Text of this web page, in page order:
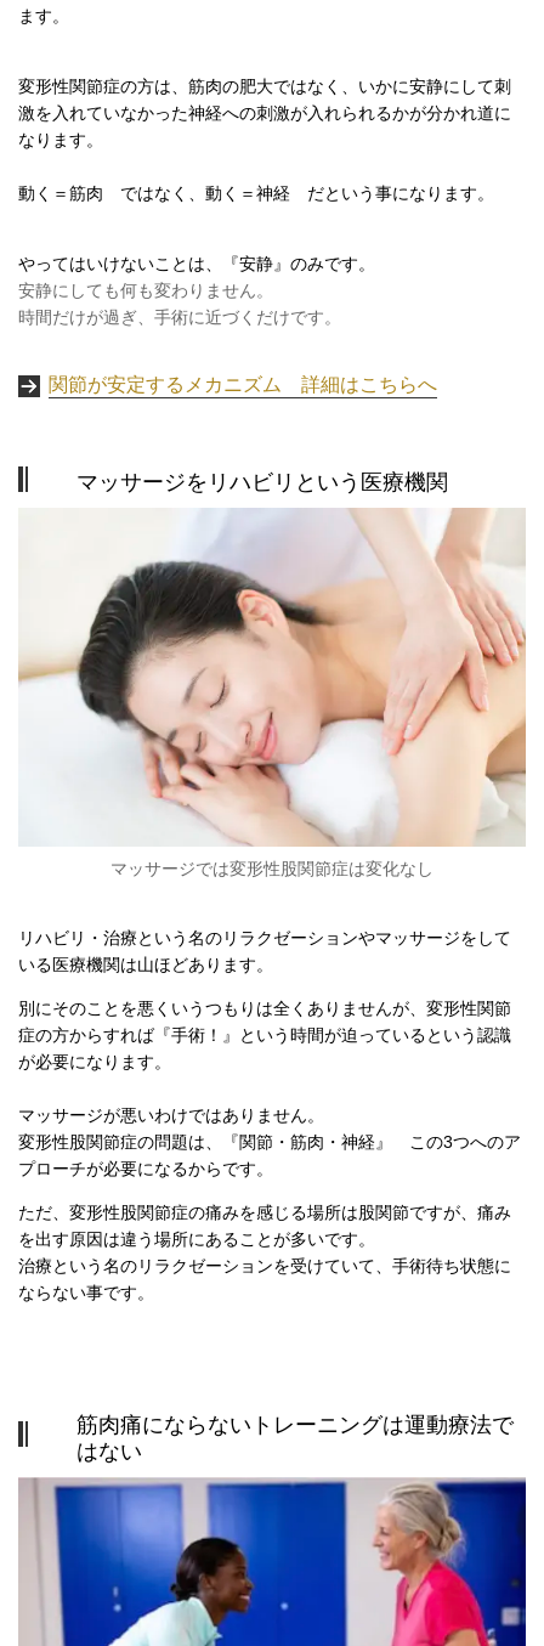
ます。
変形性関節症の方は、筋肉の肥大ではなく、いかに安静にして刺
激を入れていなかった神経への刺激が入れられるかが分かれ道に
なります。
動く＝筋肉 ではなく、動く＝神経 だという事になります。
やってはいけないことは、『安静』のみです。
安静にしても何も変わりません。
時間だけが過ぎ、手術に近づくだけです。
関節が安定するメカニズム 詳細はこちらへ
マッサージをリハビリという医療機関
マッサージでは変形性股関節症は変化なし
リハビリ・治療という名のリラクゼーションやマッサージをして
いる医療機関は山ほどあります。
別にそのことを悪くいうつもりは全くありませんが、変形性関節
症の方からすれば『手術！』という時間が迫っているという認識
が必要になります。
マッサージが悪いわけではありません。
変形性股関節症の問題は、『関節・筋肉・神経』 この3つへのア
プローチが必要になるからです。
ただ、変形性股関節症の痛みを感じる場所は股関節ですが、痛み
を出す原因は違う場所にあることが多いです。
治療という名のリラクゼーションを受けていて、手術待ち状態に
ならない事です。
筋肉痛にならないトレーニングは運動療法で
はない